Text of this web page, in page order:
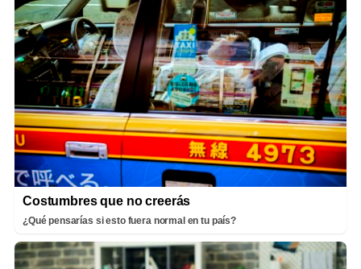
Costumbres que no creerás
¿Qué pensarías si esto fuera normal en tu país?